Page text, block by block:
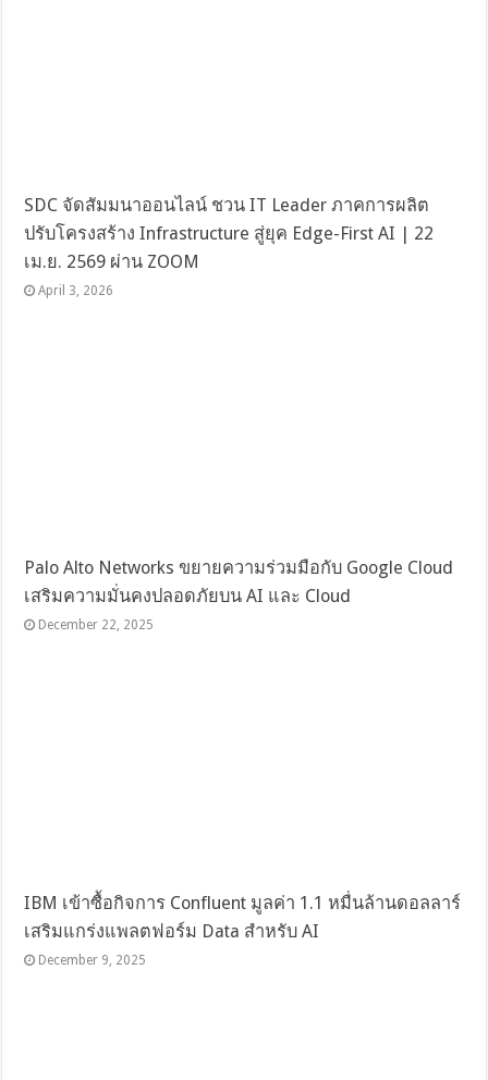
SDC จัดสัมมนาออนไลน์ ชวน IT Leader ภาคการผลิต
ปรับโครงสร้าง Infrastructure สู่ยุค Edge-First AI | 22
เม.ย. 2569 ผ่าน ZOOM
April 3, 2026
Palo Alto Networks ขยายความร่วมมือกับ Google Cloud
เสริมความมั่นคงปลอดภัยบน AI และ Cloud
December 22, 2025
IBM เข้าซื้อกิจการ Confluent มูลค่า 1.1 หมื่นล้านดอลลาร์
เสริมแกร่งแพลตฟอร์ม Data สำหรับ AI
December 9, 2025